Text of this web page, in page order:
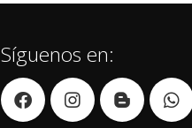
Síguenos en: